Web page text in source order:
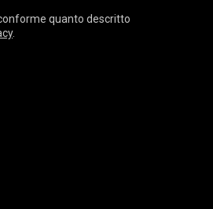
quanto descritto
.